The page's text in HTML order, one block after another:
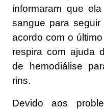
informaram que ela
sangue para seguir
acordo com o
respira com ajuda
de hemodiálise
rins.
Devido aos